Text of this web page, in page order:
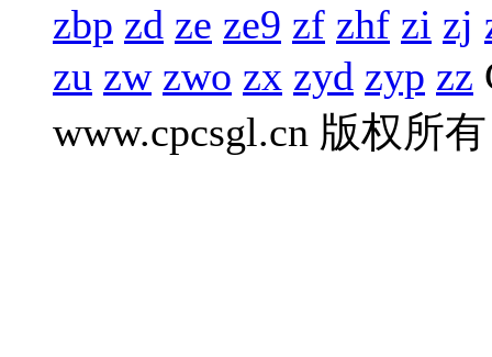
zbp zd ze ze9 zf zhf zi zj
zu zw zwo zx zyd zyp zz
www.cpcsgl.cn 版权所